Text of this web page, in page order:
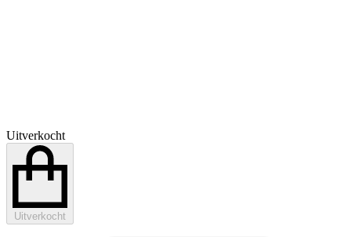
Uitverkocht
Uitverkocht